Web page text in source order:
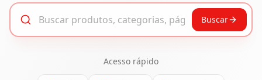
Buscar
Acesso rápido